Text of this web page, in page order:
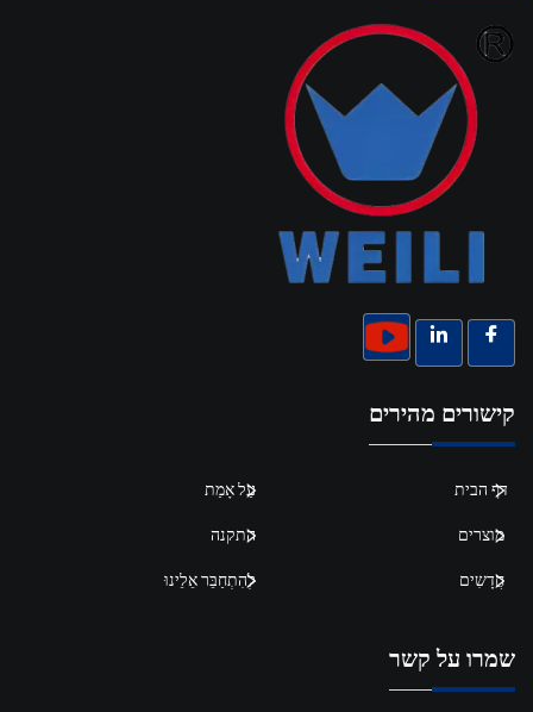
קישורים מהירים
דף הבית עַל אָמַת
מוצרים התקנה
חֲדָשִים לְהִתְחַבֵּר אֵלֵינוּ
שמרו על קשר